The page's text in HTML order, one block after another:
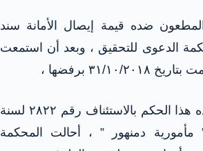
ضده قيمة إيصال الأمانة سند
الدعوى للتحقيق ، وبعد أن استمعت
٢٠١٨ برفضها ،
استأنف المطعون ضده هذا الحكم بالاستئناف رقم ٢٨٢٢ لسنة
” مأمورية دمنهور ” ، أحالت المحكمة